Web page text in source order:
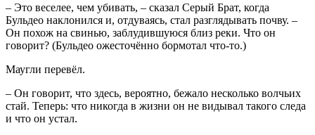
– Это веселее, чем убивать, – сказал Серый Брат, когда
Бульдео наклонился и, отдуваясь, стал разглядывать почву. –
Он похож на свинью, заблудившуюся близ реки. Что он
говорит? (Бульдео ожесточённо бормотал что-то.)
Маугли перевёл.
– Он говорит, что здесь, вероятно, бежало несколько волчьих
стай. Теперь: что никогда в жизни он не видывал такого следа
и что он устал.